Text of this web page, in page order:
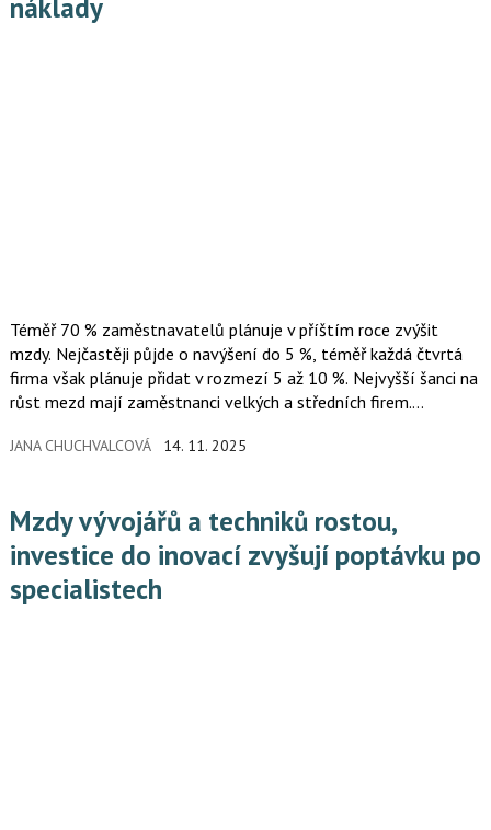
náklady
Téměř 70 % zaměstnavatelů plánuje v příštím roce zvýšit
mzdy. Nejčastěji půjde o navýšení do 5 %, téměř každá čtvrtá
firma však plánuje přidat v rozmezí 5 až 10 %. Nejvyšší šanci na
růst mezd mají zaměstnanci velkých a středních firem.
zpracovatelském průmyslu a stavebnictví, které se s ohledem
mezi 448 podniky napříč obory a regiony ČR.
JANA CHUCHVALCOVÁ 14. 11. 2025
Mzdy vývojářů a techniků rostou,
investice do inovací zvyšují poptávku po
specialistech